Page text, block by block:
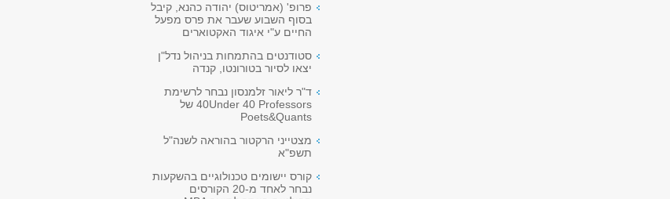
פרופ' (אמריטוס) יהודה כהנא, קיבל
בסוף השבוע שעבר את פרס מפעל
החיים ע"י איגוד האקטוארים
סטודנטים בהתמחות בניהול נדל"ן
יצאו לסיור בטורונטו, קנדה
ד"ר ליאור זלמנסון נבחר לרשימת
40Under 40 Professors של
Poets&Quants
מצטייני הרקטור בהוראה לשנה"ל
תשפ"א
קורס יישומים טכנולוגיים בהשקעות
נבחר לאחד מ-20 הקורסים